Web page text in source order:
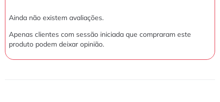
Ainda não existem avaliações.
Apenas clientes com sessão iniciada que compraram este
produto podem deixar opinião.